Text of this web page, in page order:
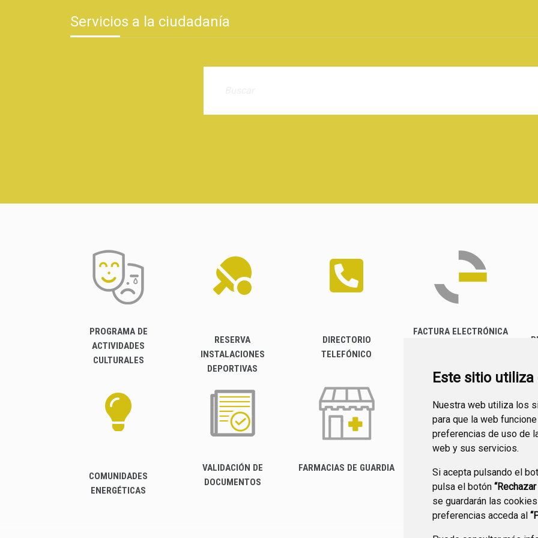
Este sitio
Nuestra web utiliza los
para que la web
preferencias de uso de
web y sus servicios.
Si acepta pulsando el
pulsa el botón
se guardarán las
preferencias acceda al
Servicios a la ciudadanía
PROGRAMA DE
ACTIVIDADES
CULTURALES
RESERVA
INSTALACIONES
DEPORTIVAS
DIRECTORIO
TELEFÓNICO
FACTURA ELECTRÓNICA
COMUNIDADES
ENERGÉTICAS
VALIDACIÓN DE
DOCUMENTOS
FARMACIAS DE GUARDIA
CANAL YOUTUBE